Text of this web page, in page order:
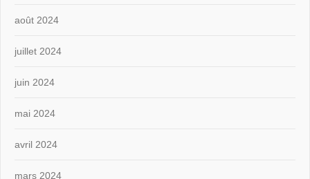
août 2024
juillet 2024
juin 2024
mai 2024
avril 2024
mars 2024